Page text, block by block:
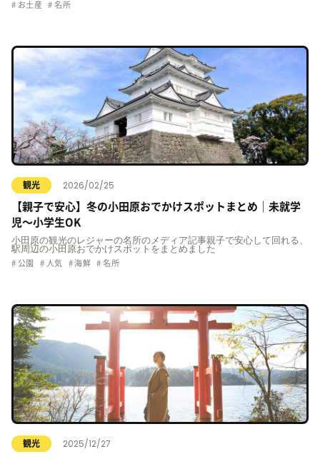
お土産 名所
観光 2026/02/25
【親子で安心】冬の小田原おでかけスポットまとめ｜未就学
児〜小学生OK
小田原の観光のレジャーの名所のメディア記事親子で安心して回れる、
駅周辺の小田原おでかけスポットをまとめました
公園 人気 海鮮 名所
観光 2025/12/27